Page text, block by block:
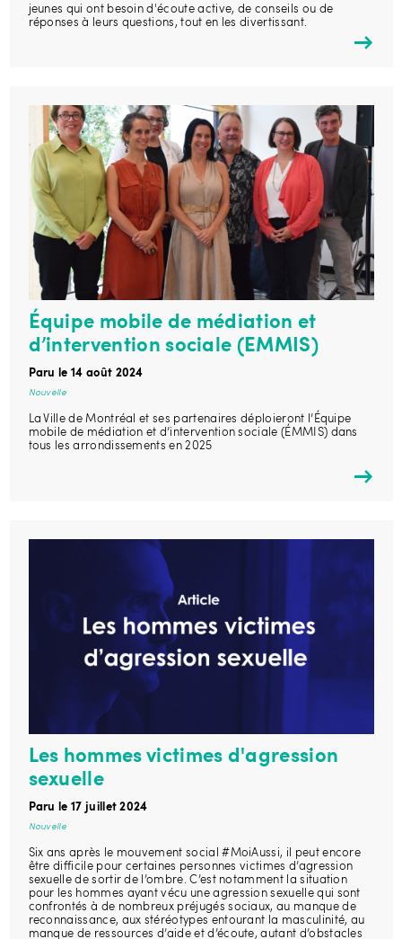
jeunes qui ont besoin d'écoute active, de conseils ou de
réponses à leurs questions, tout en les divertissant.
Équipe mobile de médiation et
d’intervention sociale (EMMIS)
Paru le 14 août 2024
Nouvelle
La Ville de Montréal et ses partenaires déploieront l’Équipe
mobile de médiation et d’intervention sociale (ÉMMIS) dans
tous les arrondissements en 2025
Les hommes victimes d'agression
sexuelle
Paru le 17 juillet 2024
Nouvelle
Six ans après le mouvement social #MoiAussi, il peut encore
être difficile pour certaines personnes victimes d’agression
sexuelle de sortir de l’ombre. C’est notamment la situation
pour les hommes ayant vécu une agression sexuelle qui sont
confrontés à de nombreux préjugés sociaux, au manque de
reconnaissance, aux stéréotypes entourant la masculinité, au
manque de ressources d’aide et d’écoute, autant d’obstacles